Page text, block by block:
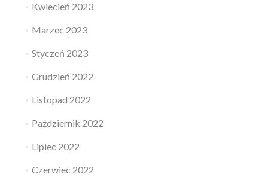
Kwiecień 2023
Marzec 2023
Styczeń 2023
Grudzień 2022
Listopad 2022
Październik 2022
Lipiec 2022
Czerwiec 2022